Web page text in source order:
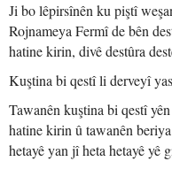
Ji bo lêpirsînên ku piştî
Rojnameya Fermî de bên
hatine kirin, divê destûra
Kuştina bi qestî li derveyî
Tawanên kuştina bi qestî
hatine kirin û tawanên
hetayê yan jî heta hetayê yê